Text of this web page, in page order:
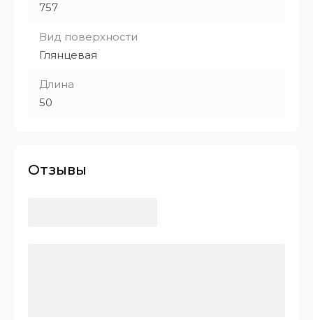
757
Вид поверхности
Глянцевая
Длина
50
Отзывы